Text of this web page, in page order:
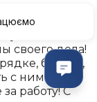
уже давно и
своего дела!
быстро,
с ними!
работу! С